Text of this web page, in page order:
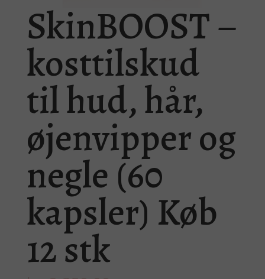
SkinBOOST –
kosttilskud
til hud, hår,
øjenvipper og
negle (60
kapsler) Køb
12 stk